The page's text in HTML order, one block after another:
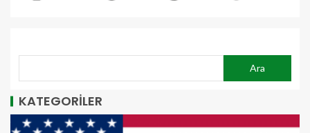
Ara
KATEGORİLER